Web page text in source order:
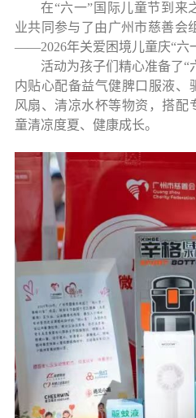
在“六一”国际儿童节到来
业共同参与了由广州市慈善会
——2026年关爱困境儿童庆“六
活动为孩子们精心准备了“
内贴心配备益气健脾口服液、
风扇、清凉水杯等物资，搭配
童清凉度夏、健康成长。